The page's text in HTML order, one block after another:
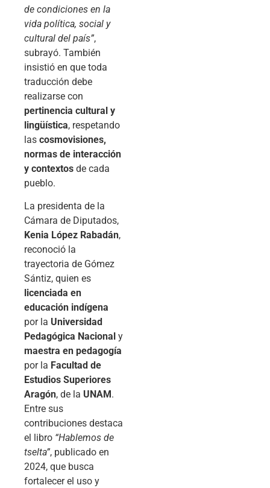
de condiciones en la
vida política, social y
cultural del país”,
subrayó. También
insistió en que toda
traducción debe
realizarse con
pertinencia cultural y
lingüística, respetando
las cosmovisiones,
normas de interacción
y contextos de cada
pueblo.
La presidenta de la
Cámara de Diputados,
Kenia López Rabadán,
reconoció la
trayectoria de Gómez
Sántiz, quien es
licenciada en
educación indígena
por la Universidad
Pedagógica Nacional y
maestra en pedagogía
por la Facultad de
Estudios Superiores
Aragón, de la UNAM .
Entre sus
contribuciones destaca
el libro “Hablemos de
tselta”, publicado en
2024, que busca
fortalecer el uso y